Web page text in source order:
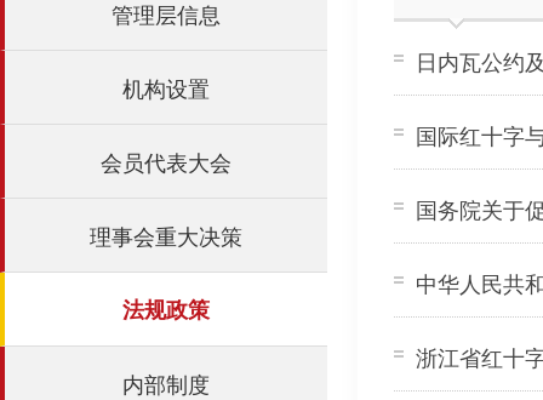
管理层信息
机构设置
会员代表大会
理事会重大决策
法规政策
内部制度
日内瓦公约
国际红十字
国务院关于
中华人民共
浙江省红十